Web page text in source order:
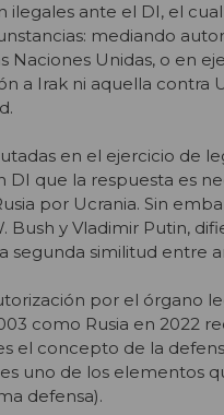
ilegales ante el DI, el
mediando
Naciones Unidas, o en
a Irak ni aquella
en el ejercicio de
que la respuesta es
por Ucrania. Sin
Bush y Vladimir Putin,
segunda similitud entre
por el órgano
como Rusia en 2022
el concepto de la
uno de los elementos
defensa).